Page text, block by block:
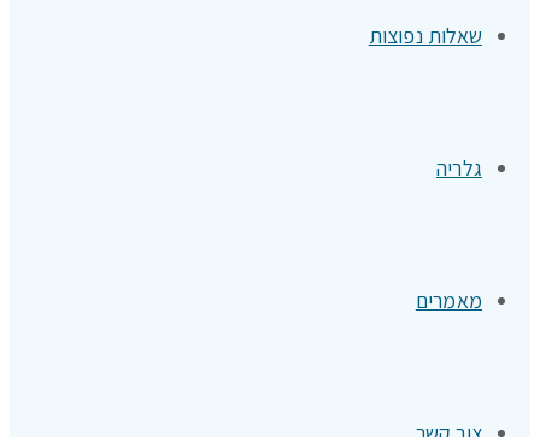
שאלות נפוצות
גלריה
מאמרים